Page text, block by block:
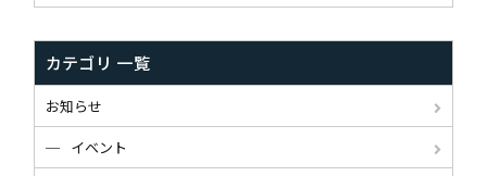
カテゴリ 一覧
お知らせ
イベント